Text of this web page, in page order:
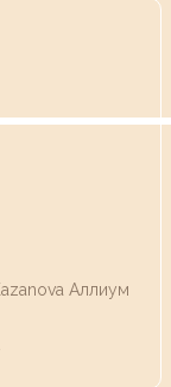
Аллиум